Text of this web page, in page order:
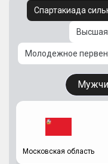
Спартакиада
Высшая
Молодежное
Московская область